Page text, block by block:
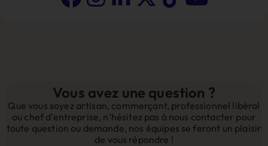
Vous avez une question ?
Que vous soyez artisan, commerçant, professionnel libéral
ou chef d’entreprise, n’hésitez pas à nous contacter pour
toute question ou demande, nos équipes se feront un plaisir
de vous répondre !